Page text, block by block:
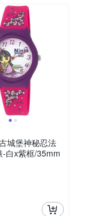
城堡神秘忍法
-白x紫框/35mm